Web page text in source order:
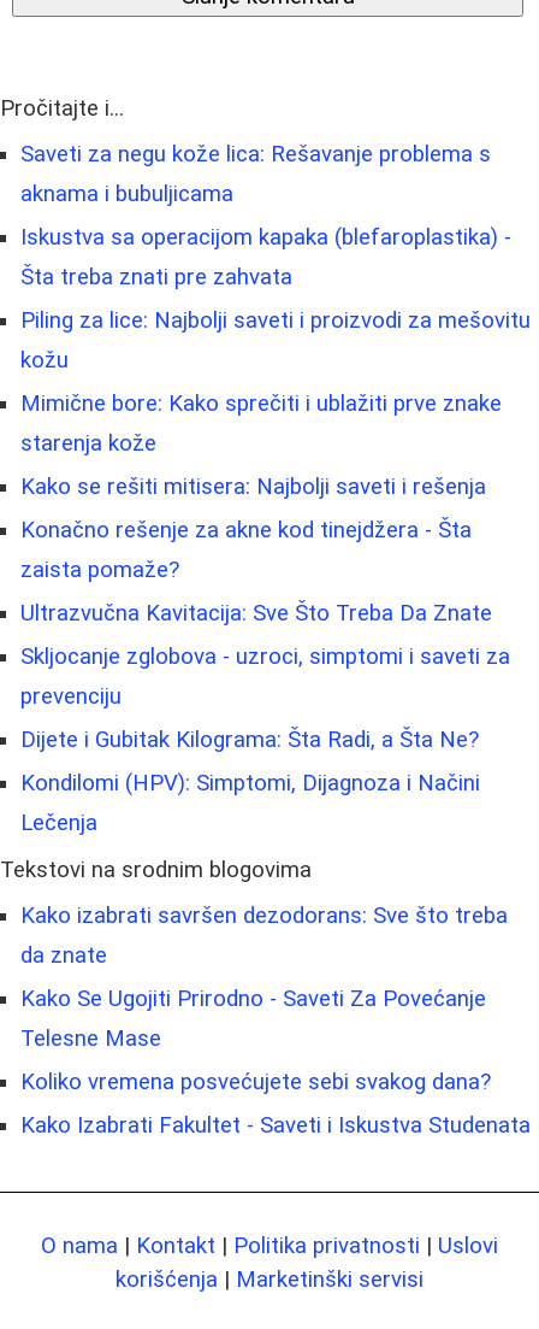
Pročitajte i...
Saveti za negu kože lica: Rešavanje problema s
aknama i bubuljicama
Iskustva sa operacijom kapaka (blefaroplastika) -
Šta treba znati pre zahvata
Piling za lice: Najbolji saveti i proizvodi za mešovitu
kožu
Mimične bore: Kako sprečiti i ublažiti prve znake
starenja kože
Kako se rešiti mitisera: Najbolji saveti i rešenja
Konačno rešenje za akne kod tinejdžera - Šta
zaista pomaže?
Ultrazvučna Kavitacija: Sve Što Treba Da Znate
Skljocanje zglobova - uzroci, simptomi i saveti za
prevenciju
Dijete i Gubitak Kilograma: Šta Radi, a Šta Ne?
Kondilomi (HPV): Simptomi, Dijagnoza i Načini
Lečenja
Tekstovi na srodnim blogovima
Kako izabrati savršen dezodorans: Sve što treba
da znate
Kako Se Ugojiti Prirodno - Saveti Za Povećanje
Telesne Mase
Koliko vremena posvećujete sebi svakog dana?
Kako Izabrati Fakultet - Saveti i Iskustva Studenata
O nama | Kontakt | Politika privatnosti | Uslovi
korišćenja | Marketinški servisi